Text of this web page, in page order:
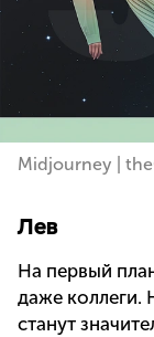
Midjourney |
Лев
На первый
даже коллеги.
станут